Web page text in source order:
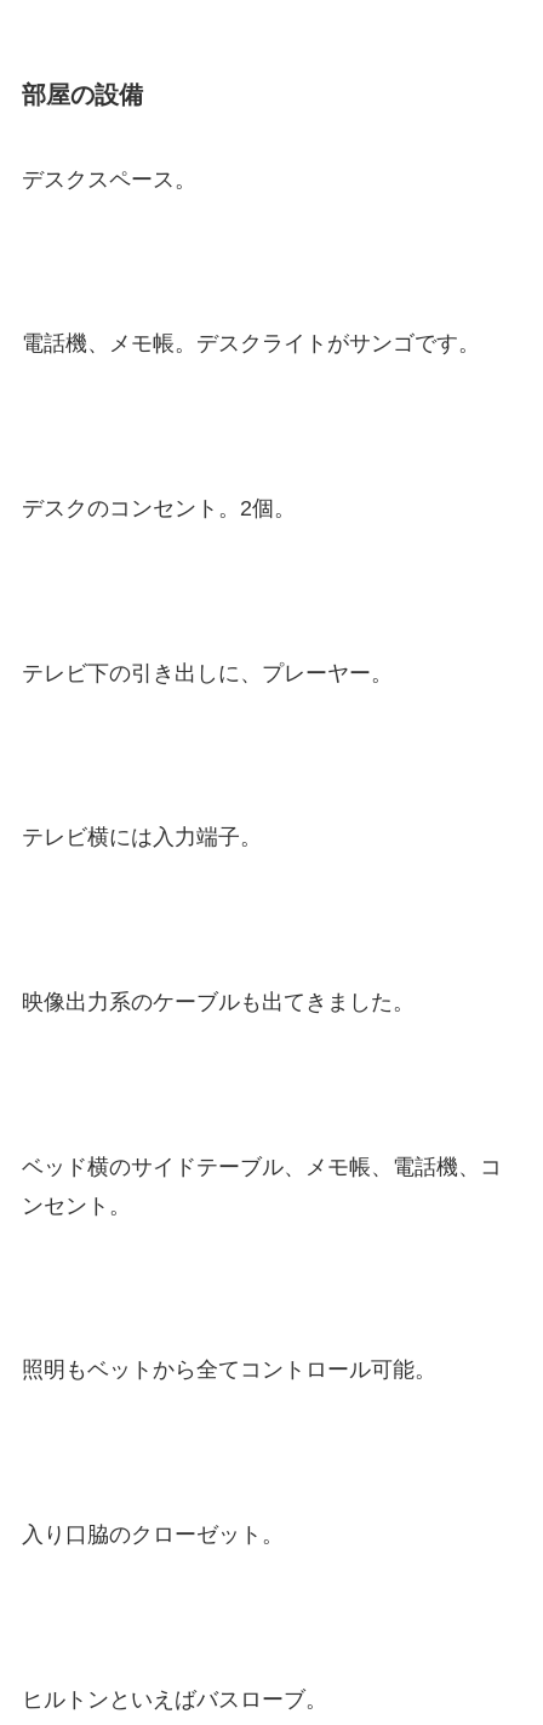
部屋の設備
デスクスペース。
電話機、メモ帳。デスクライトがサンゴです。
デスクのコンセント。2個。
テレビ下の引き出しに、プレーヤー。
テレビ横には入力端子。
映像出力系のケーブルも出てきました。
ベッド横のサイドテーブル、メモ帳、電話機、コ
ンセント。
照明もベットから全てコントロール可能。
入り口脇のクローゼット。
ヒルトンといえばバスローブ。